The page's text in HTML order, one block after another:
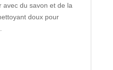
avec du savon et de la
doux pour